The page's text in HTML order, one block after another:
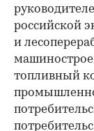
российской
и
топливный